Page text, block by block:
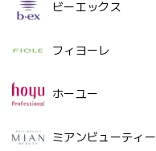
ビーエックス
フィヨーレ
ホーユー
ミアンビューティー